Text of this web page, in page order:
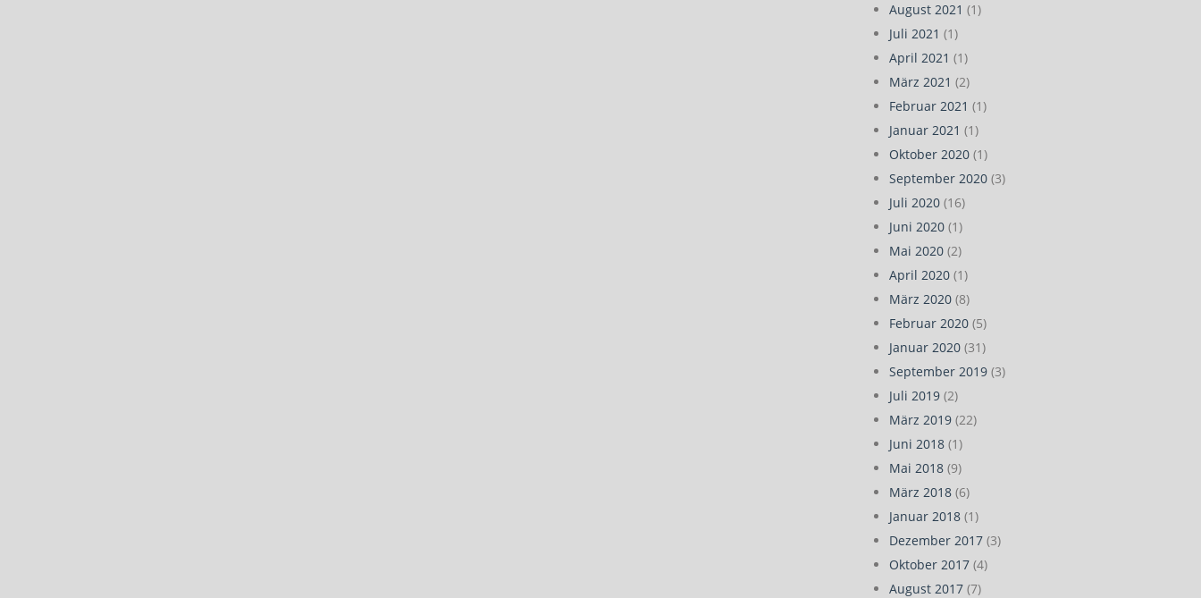
August 2021 (1)
Juli 2021 (1)
April 2021 (1)
März 2021 (2)
Februar 2021 (1)
Januar 2021 (1)
Oktober 2020 (1)
September 2020 (3)
Juli 2020 (16)
Juni 2020 (1)
Mai 2020 (2)
April 2020 (1)
März 2020 (8)
Februar 2020 (5)
Januar 2020 (31)
September 2019 (3)
Juli 2019 (2)
März 2019 (22)
Juni 2018 (1)
Mai 2018 (9)
März 2018 (6)
Januar 2018 (1)
Dezember 2017 (3)
Oktober 2017 (4)
August 2017 (7)